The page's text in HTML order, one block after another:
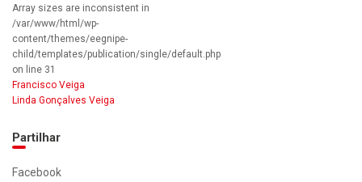
Array sizes are inconsistent in
/var/www/html/wp-
content/themes/eegnipe-
child/templates/publication/single/default.php
on line 31
Francisco Veiga
Linda Gonçalves Veiga
Partilhar
Facebook